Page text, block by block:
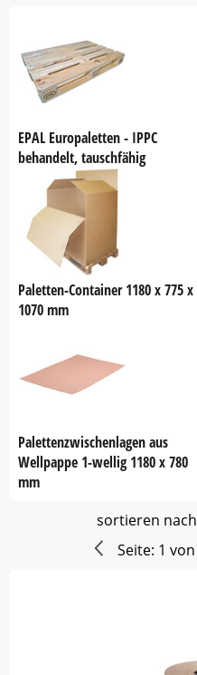
EPAL Europaletten - IPPC
behandelt, tauschfähig
Paletten-Container 1180 x 775 x
1070 mm
Palettenzwischenlagen aus
Wellpappe 1-wellig 1180 x 780
mm
sortieren nach
Seite: 1 von